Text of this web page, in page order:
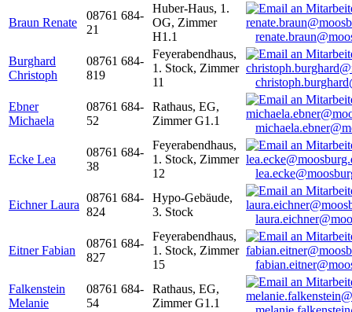
Braun Renate
08761 684-
21
Huber-Haus, 1.
OG, Zimmer
H1.1
Burghard
Christoph
08761 684-
819
Feyerabendhaus,
1. Stock, Zimmer
11
Ebner
Michaela
08761 684-
52
Rathaus, EG,
Zimmer G1.1
Ecke Lea
08761 684-
38
Feyerabendhaus,
1. Stock, Zimmer
12
Eichner Laura
08761 684-
824
Hypo-Gebäude,
3. Stock
Eitner Fabian
08761 684-
827
Feyerabendhaus,
1. Stock, Zimmer
15
Falkenstein
Melanie
08761 684-
54
Rathaus, EG,
Zimmer G1.1